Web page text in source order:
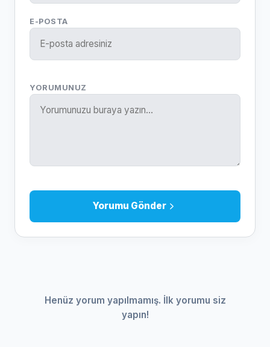
E-POSTA
YORUMUNUZ
Yorumu Gönder
Henüz yorum yapılmamış. İlk yorumu siz
yapın!